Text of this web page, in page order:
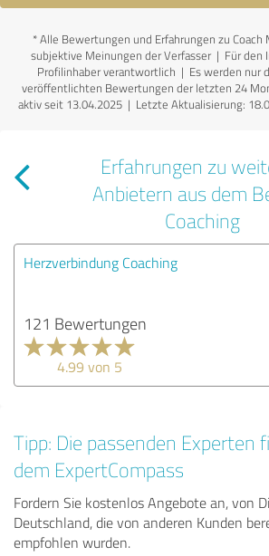
*Alle Bewertungen und Erfahrungen zu Coach
subjektive Meinungen der Verfasser | Für den
Profilinhaber verantwortlich | Es werden nur
veröffentlichten Bewertungen der letzten 24
aktiv seit 13.04.2025 | Letzte Aktualisierung:
Erfahrungen zu
Anbietern aus dem
Coaching
Herzverbindung Coaching
121 Bewertungen
4.99 von 5
Tipp: Die passenden Experten
dem ExpertCompass
Fordern Sie kostenlos Angebote an, von
Deutschland, die von anderen Kunden
empfohlen wurden.